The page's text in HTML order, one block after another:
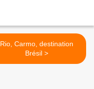
Rio, Carmo, destination
Brésil >